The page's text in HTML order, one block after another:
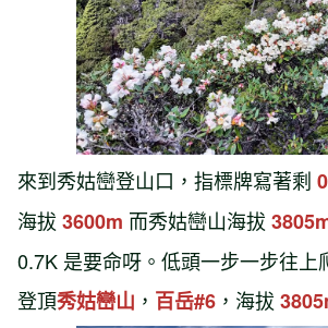
來到秀姑巒登山口，指標牌寫著剩
海拔 3600m 而秀姑巒山海拔
0.7K 是要命呀。低頭一步一步往上
登頂秀姑巒山 ， 百岳#6 ，海拔